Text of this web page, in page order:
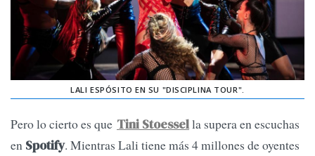
LALI ESPÓSITO EN SU "DISCIPLINA TOUR".
Pero lo cierto es que Tini Stoessella supera en escuchas
en Spotify. Mientras Lali tiene más 4 millones de oyentes